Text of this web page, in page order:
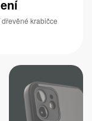
krabičce